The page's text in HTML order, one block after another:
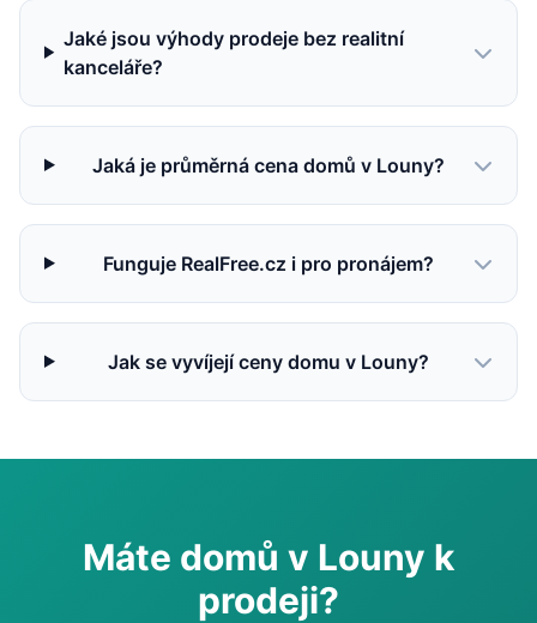
Jaké jsou výhody prodeje bez realitní
kanceláře?
Jaká je průměrná cena domů v Louny?
Funguje RealFree.cz i pro pronájem?
Jak se vyvíjejí ceny domu v Louny?
Máte domů v Louny k
prodeji?